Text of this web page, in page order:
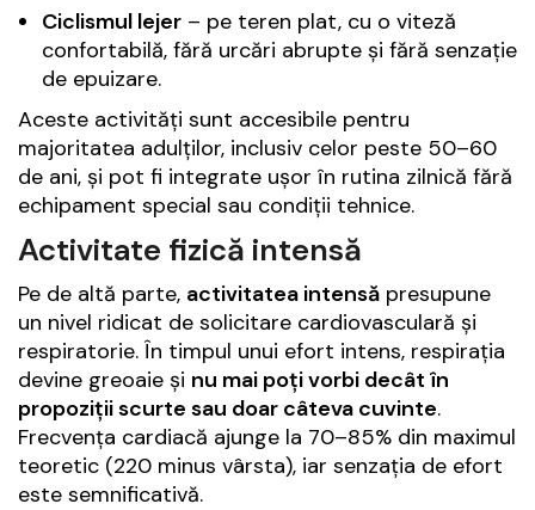
Ciclismul lejer – pe teren plat, cu o viteză
confortabilă, fără urcări abrupte și fără senzație
de epuizare.
Aceste activități sunt accesibile pentru
majoritatea adulților, inclusiv celor peste 50–60
de ani, și pot fi integrate ușor în rutina zilnică fără
echipament special sau condiții tehnice.
Activitate fizică intensă
Pe de altă parte, activitatea intensă presupune
un nivel ridicat de solicitare cardiovasculară și
respiratorie. În timpul unui efort intens, respirația
devine greoaie și nu mai poți vorbi decât în
propoziții scurte sau doar câteva cuvinte.
Frecvența cardiacă ajunge la 70–85% din maximul
teoretic (220 minus vârsta), iar senzația de efort
este semnificativă.